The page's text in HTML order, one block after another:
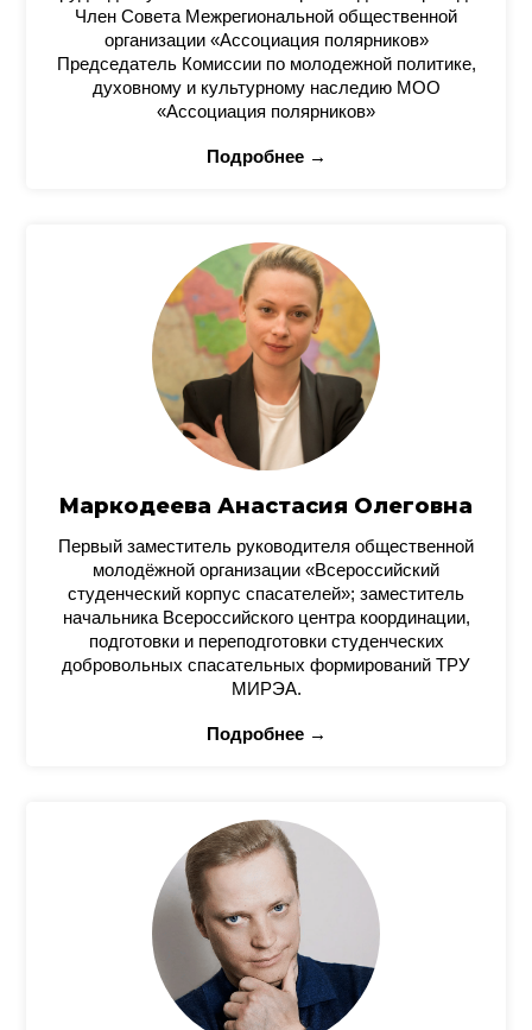
Член Совета Межрегиональной общественной
организации «Ассоциация полярников»
Председатель Комиссии по молодежной политике,
духовному и культурному наследию МОО
«Ассоциация полярников»
Подробнее →
Маркодеева Анастасия Олеговна
Первый заместитель руководителя общественной
молодёжной организации «Всероссийский
студенческий корпус спасателей»; заместитель
начальника Всероссийского центра координации,
подготовки и переподготовки студенческих
добровольных спасательных формирований ТРУ
МИРЭА.
Подробнее →